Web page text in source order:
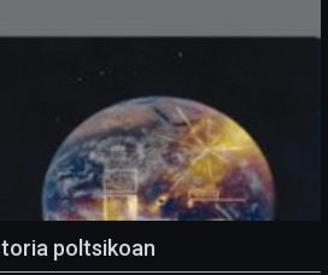
poltsikoan